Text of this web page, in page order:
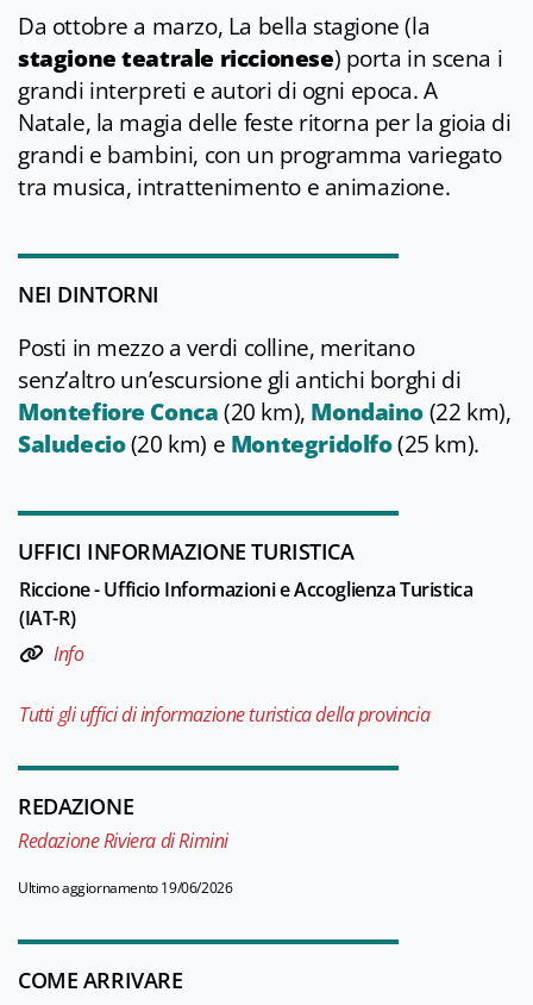
Da ottobre a marzo, La bella stagione (la
stagione teatrale riccionese) porta in scena i
grandi interpreti e autori di ogni epoca. A
Natale, la magia delle feste ritorna per la gioia di
grandi e bambini, con un programma variegato
tra musica, intrattenimento e animazione.
NEI DINTORNI
Posti in mezzo a verdi colline, meritano
senz’altro un’escursione gli antichi borghi di
Montefiore Conca(20 km), Mondaino(22 km),
Saludecio(20 km) e Montegridolfo(25 km).
UFFICI INFORMAZIONE TURISTICA
Riccione - Ufficio Informazioni e Accoglienza Turistica
(IAT-R)
Info
Tutti gli uffici di informazione turistica della provincia
REDAZIONE
Redazione Riviera di Rimini
Ultimo aggiornamento 19/06/2026
COME ARRIVARE